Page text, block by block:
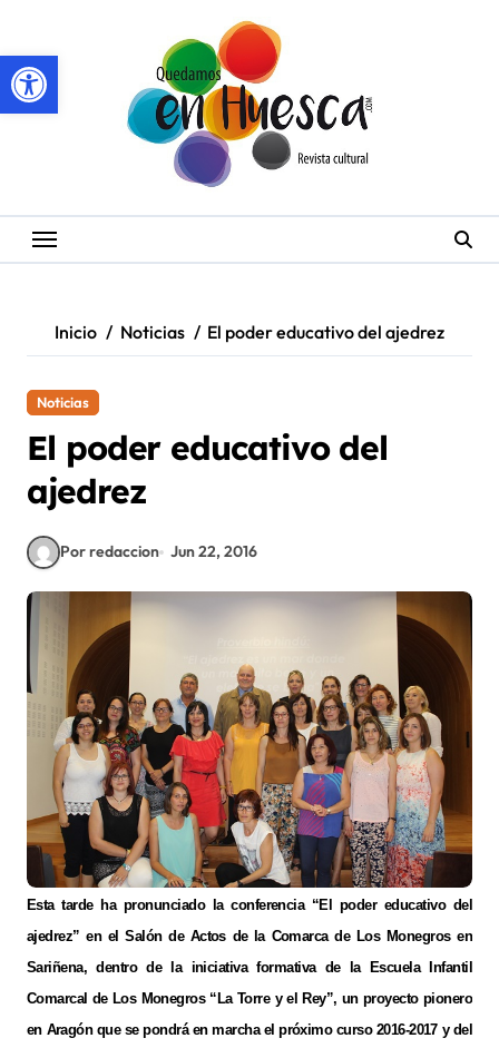
Abrir barra de herramientas
contenido
Inicio Noticias El poder educativo del ajedrez
Noticias
El poder educativo del
ajedrez
Por redaccion Jun 22, 2016
Esta tarde ha pronunciado la conferencia “El poder educativo del
ajedrez” en el Salón de Actos de la Comarca de Los Monegros en
Sariñena, dentro de la iniciativa formativa de la Escuela Infantil
Comarcal de Los Monegros “La Torre y el Rey”, un proyecto pionero
en Aragón que se pondrá en marcha el próximo curso 2016-2017 y del